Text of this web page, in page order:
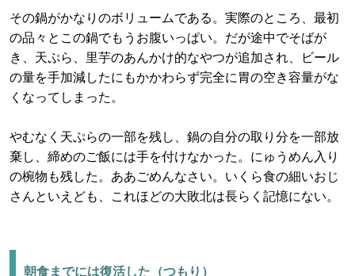
その鍋がかなりのボリュームである。実際のところ、最初
の品々とこの鍋でもうお腹いっぱい。だが途中でそばが
き、天ぷら、里芋のあんかけ的なやつが追加され、ビール
の量を手加減したにもかかわらず完全に胃の空き容量がな
くなってしまった。
やむなく天ぷらの一部を残し、鍋の自分の取り分を一部放
棄し、締めのご飯には手を付けなかった。にゅうめん入り
の椀物も残した。ああごめんなさい。いくら食の細いおじ
さんといえども、これほどの大敗北は長らく記憶にない。
朝食までには復活した（つもり）